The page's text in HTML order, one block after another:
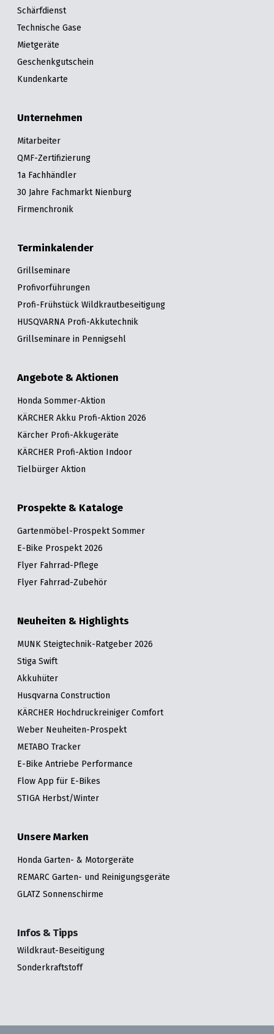
Schärfdienst
Technische Gase
Mietgeräte
Geschenkgutschein
Kundenkarte
Unternehmen
Mitarbeiter
QMF-Zertifizierung
1a Fachhändler
30 Jahre Fachmarkt Nienburg
Firmenchronik
Terminkalender
Grillseminare
Profivorführungen
Profi-Frühstück Wildkrautbeseitigung
HUSQVARNA Profi-Akkutechnik
Grillseminare in Pennigsehl
Angebote & Aktionen
Honda Sommer-Aktion
KÄRCHER Akku Profi-Aktion 2026
Kärcher Profi-Akkugeräte
KÄRCHER Profi-Aktion Indoor
Tielbürger Aktion
Prospekte & Kataloge
Gartenmöbel-Prospekt Sommer
E-Bike Prospekt 2026
Flyer Fahrrad-Pflege
Flyer Fahrrad-Zubehör
Neuheiten & Highlights
MUNK Steigtechnik-Ratgeber 2026
Stiga Swift
Akkuhüter
Husqvarna Construction
KÄRCHER Hochdruckreiniger Comfort
Weber Neuheiten-Prospekt
METABO Tracker
E-Bike Antriebe Performance
Flow App für E-Bikes
STIGA Herbst/Winter
Unsere Marken
Honda Garten- & Motorgeräte
REMARC Garten- und Reinigungsgeräte
GLATZ Sonnenschirme
Infos & Tipps
Wildkraut-Beseitigung
Sonderkraftstoff